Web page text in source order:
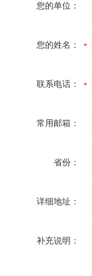
您的单位：
您的姓名：
联系电话：
常用邮箱：
省份：
详细地址：
补充说明：